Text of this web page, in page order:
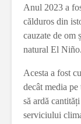
Anul 2023 a
călduros din
cauzate de om
natural El
Acesta a fost
decât media
să ardă
serviciului